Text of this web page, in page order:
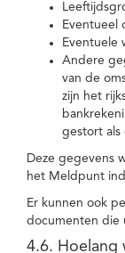
Eventueel
Eventuele
Andere
van de
zijn het
gestort als
Deze gegevens
het Meldpunt
Er kunnen ook
documenten die
4.6. Hoelang